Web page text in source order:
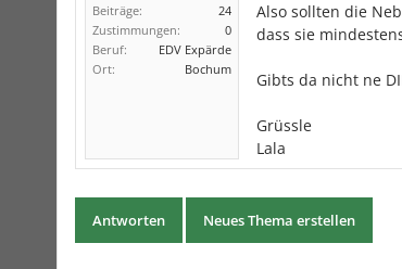
Beiträge:
24
Zustimmungen:
0
Beruf:
EDV Expärde
Ort:
Bochum
Also sollten die
dass sie
Gibts da nicht ne
Grüssle
Lala
Antworten Neues Thema erstellen